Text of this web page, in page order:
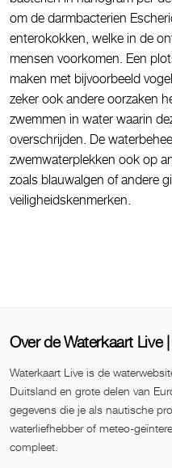
om de darmbacterien
enterokokken, welke in de
mensen voorkomen. Een
maken met bijvoorbeeld
zeker ook andere oorzaken
zwemmen in water waarin
overschrijden. De
zwemwaterplekken ook op
zoals blauwalgen of andere
veiligheidskenmerken.
Over de Waterkaart Live
Waterkaart Live is de
Duitsland en grote delen van
gegevens die je als nautische
waterliefhebber of meteo-
compleet.